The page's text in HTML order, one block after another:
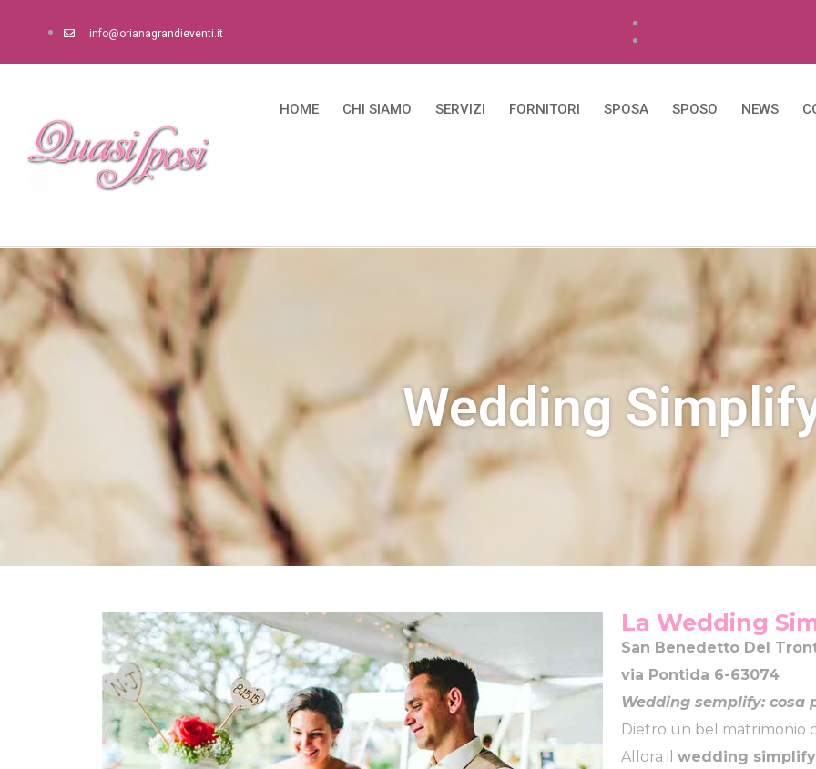
info@orianagrandieventi.it
HOME CHI SIAMO SERVIZI FORNITORI SPOSA SPOSO NEWS
Wedding
La Wedding
San Benedetto Del
via Pontida 6-63074
Wedding semplify: cosa
Dietro un bel matrimonio
Allora il wedding simplify